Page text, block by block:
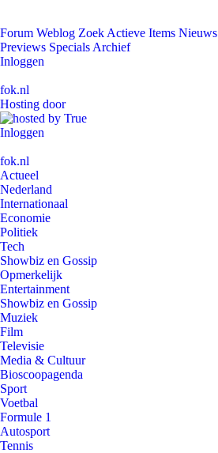
Forum Weblog Zoek Actieve Items Nieuws
Previews Specials Archief
Inloggen
fok.nl
Hosting door
Inloggen
fok.nl
Actueel
Nederland
Internationaal
Economie
Politiek
Tech
Showbiz en Gossip
Opmerkelijk
Entertainment
Showbiz en Gossip
Muziek
Film
Televisie
Media & Cultuur
Bioscoopagenda
Sport
Voetbal
Formule 1
Autosport
Tennis